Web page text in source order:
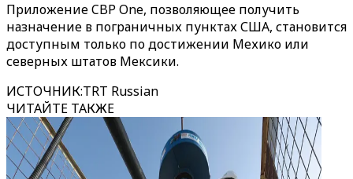
Приложение CBP One, позволяющее получить
назначение в пограничных пунктах США, становится
доступным только по достижении Мехико или
северных штатов Мексики.
ИСТОЧНИК:TRT Russian
ЧИТАЙТЕ ТАКЖЕ